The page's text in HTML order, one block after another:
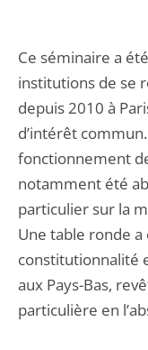
Ce séminaire a
institutions de se
depuis 2010 à
d’intérêt
fonctionnement
notamment été
particulier sur la
Une table ronde
constitutionnalité
aux Pays-Bas,
particulière en